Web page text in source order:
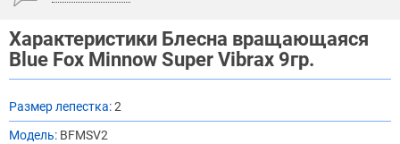
Характеристики Блесна вращающаяся
Blue Fox Minnow Super Vibrax 9гр.
Размер лепестка:2
Модель: BFMSV2